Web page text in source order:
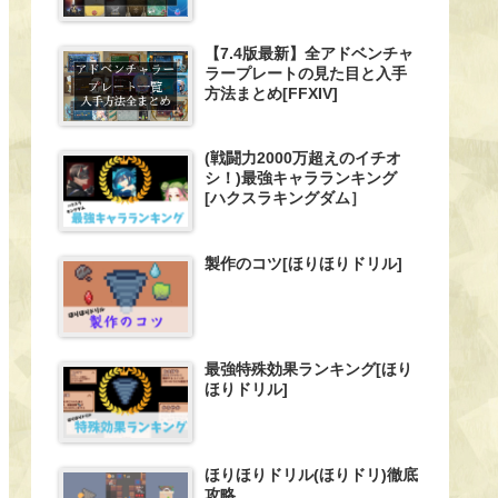
【7.4版最新】全アドベンチャ
ラープレートの見た目と入手
方法まとめ[FFXIV]
(戦闘力2000万超えのイチオ
シ！)最強キャラランキング
[ハクスラキングダム］
製作のコツ[ほりほりドリル]
最強特殊効果ランキング[ほり
ほりドリル]
ほりほりドリル(ほりドリ)徹底